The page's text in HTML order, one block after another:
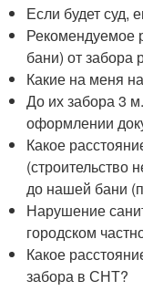
Если будет суд,
Рекомендуемое
бани) от забора
Какие на меня
До их забора 3
оформлении
Какое
(строительство
до нашей бани
Нарушение
городском
Какое
забора в СНТ?